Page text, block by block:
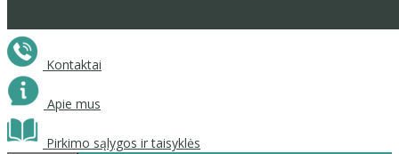
Kontaktai
Apie mus
Pirkimo sąlygos ir taisyklės